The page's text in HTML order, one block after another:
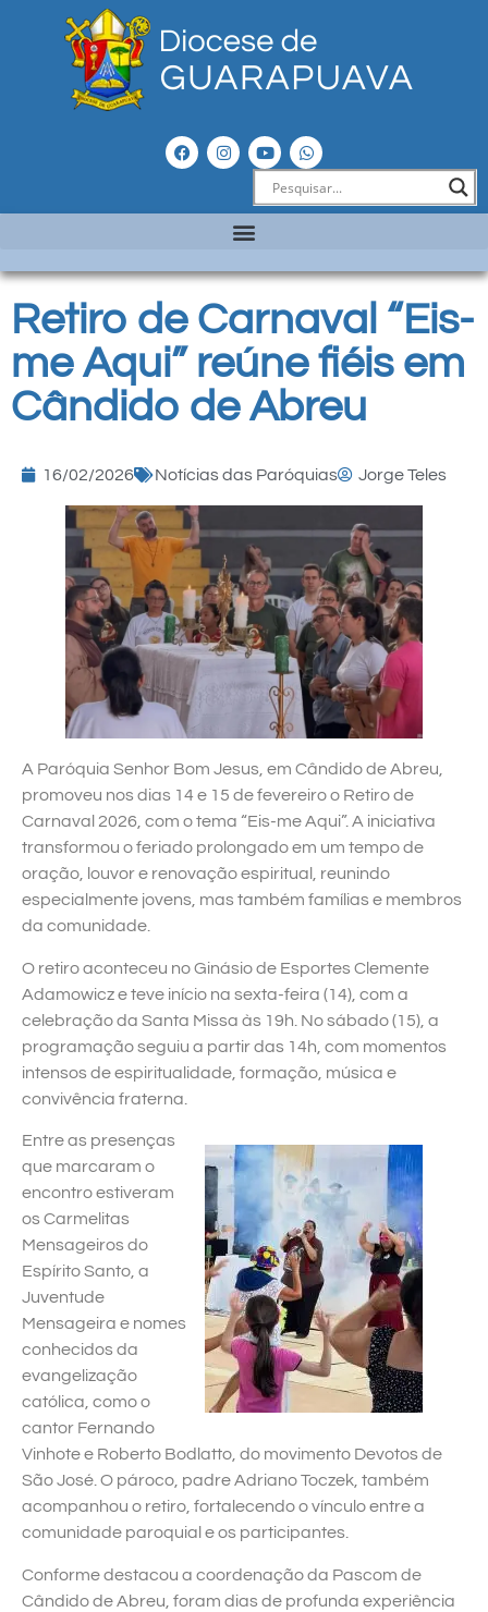
Retiro de Carnaval “Eis-
me Aqui” reúne fiéis em
Cândido de Abreu
16/02/2026 Notícias das Paróquias Jorge Teles
A Paróquia Senhor Bom Jesus, em Cândido de Abreu,
promoveu nos dias 14 e 15 de fevereiro o Retiro de
Carnaval 2026, com o tema “Eis-me Aqui”. A iniciativa
transformou o feriado prolongado em um tempo de
oração, louvor e renovação espiritual, reunindo
especialmente jovens, mas também famílias e membros
da comunidade.
O retiro aconteceu no Ginásio de Esportes Clemente
Adamowicz e teve início na sexta-feira (14), com a
celebração da Santa Missa às 19h. No sábado (15), a
programação seguiu a partir das 14h, com momentos
intensos de espiritualidade, formação, música e
convivência fraterna.
Entre as presenças
que marcaram o
encontro estiveram
os Carmelitas
Mensageiros do
Espírito Santo, a
Juventude
Mensageira e nomes
conhecidos da
evangelização
católica, como o
cantor Fernando
Vinhote e Roberto Bodlatto, do movimento Devotos de
São José. O pároco, padre Adriano Toczek, também
acompanhou o retiro, fortalecendo o vínculo entre a
comunidade paroquial e os participantes.
Conforme destacou a coordenação da Pascom de
Cândido de Abreu, foram dias de profunda experiência